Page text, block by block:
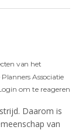
van het
Associatie
om te reageren
Daarom is
van